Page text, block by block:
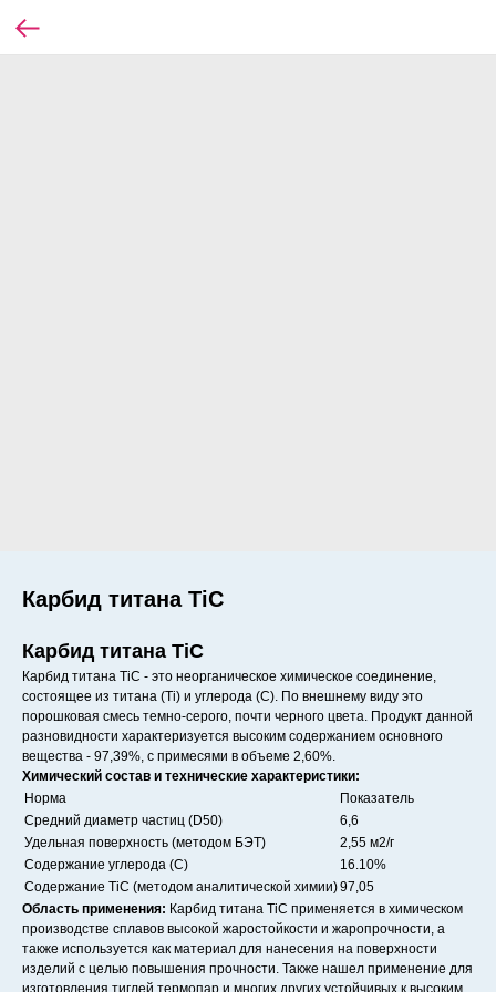
Карбид титана TiC
Карбид титана TiC
Карбид титана TiC - это неорганическое химическое соединение,
состоящее из титана (Ti) и углерода (C). По внешнему виду это
порошковая смесь темно-серого, почти черного цвета. Продукт данной
разновидности характеризуется высоким содержанием основного
вещества - 97,39%, с примесями в объеме 2,60%.
Химический состав и технические характеристики:
Норма
Показатель
Средний диаметр частиц (D50)
6,6
Удельная поверхность (методом БЭТ)
2,55 м2/г
Содержание углерода (C)
16.10%
Содержание TiC (методом аналитической химии)97,05
Область применения: Карбид титана TiC применяется в химическом
производстве сплавов высокой жаростойкости и жаропрочности, а
также используется как материал для нанесения на поверхности
изделий с целью повышения прочности. Также нашел применение для
изготовления тиглей термопар и многих других устойчивых к высоким